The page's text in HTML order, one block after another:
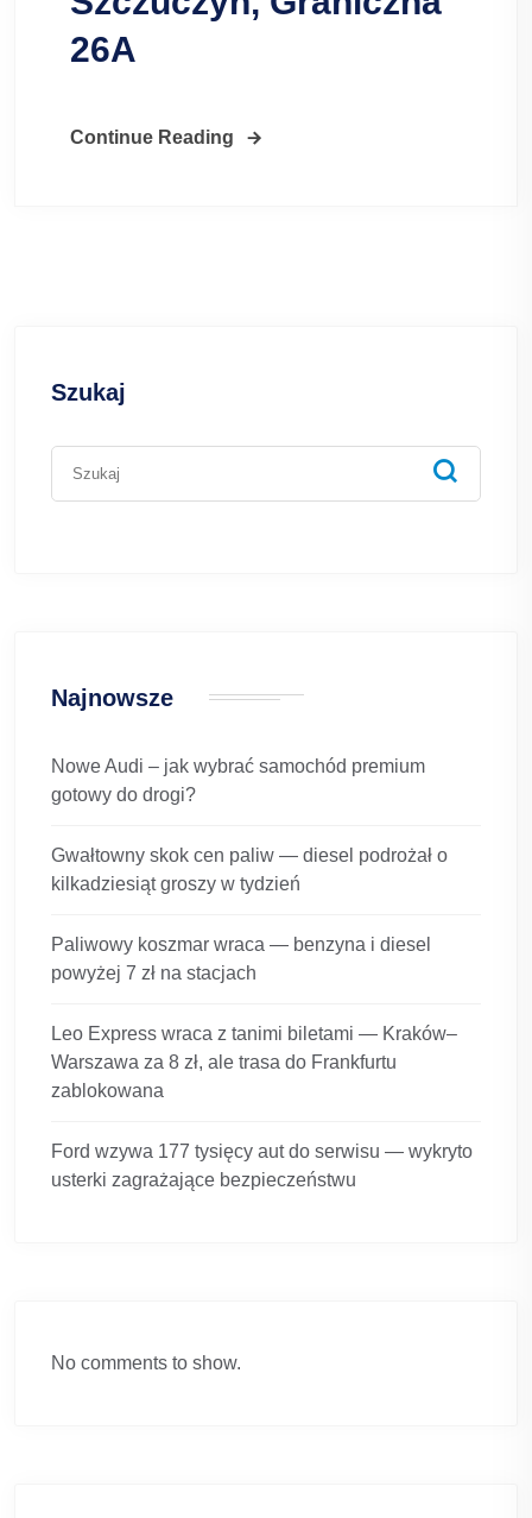
26A
Continue Reading
Szukaj
Najnowsze
Nowe Audi – jak wybrać samochód premium
gotowy do drogi?
Gwałtowny skok cen paliw — diesel podrożał o
kilkadziesiąt groszy w tydzień
Paliwowy koszmar wraca — benzyna i diesel
powyżej 7 zł na stacjach
Leo Express wraca z tanimi biletami — Kraków–
Warszawa za 8 zł, ale trasa do Frankfurtu
zablokowana
Ford wzywa 177 tysięcy aut do serwisu — wykryto
usterki zagrażające bezpieczeństwu
No comments to show.